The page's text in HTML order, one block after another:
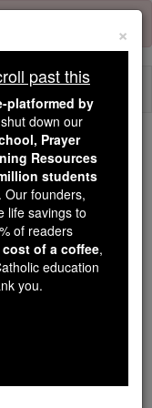
...
of the Rosary
14
Israël une
×
past this
platformed by
down our
Prayer
Resources
students
. Our founders,
life savings to
of readers
cost of a coffee,
education
you.